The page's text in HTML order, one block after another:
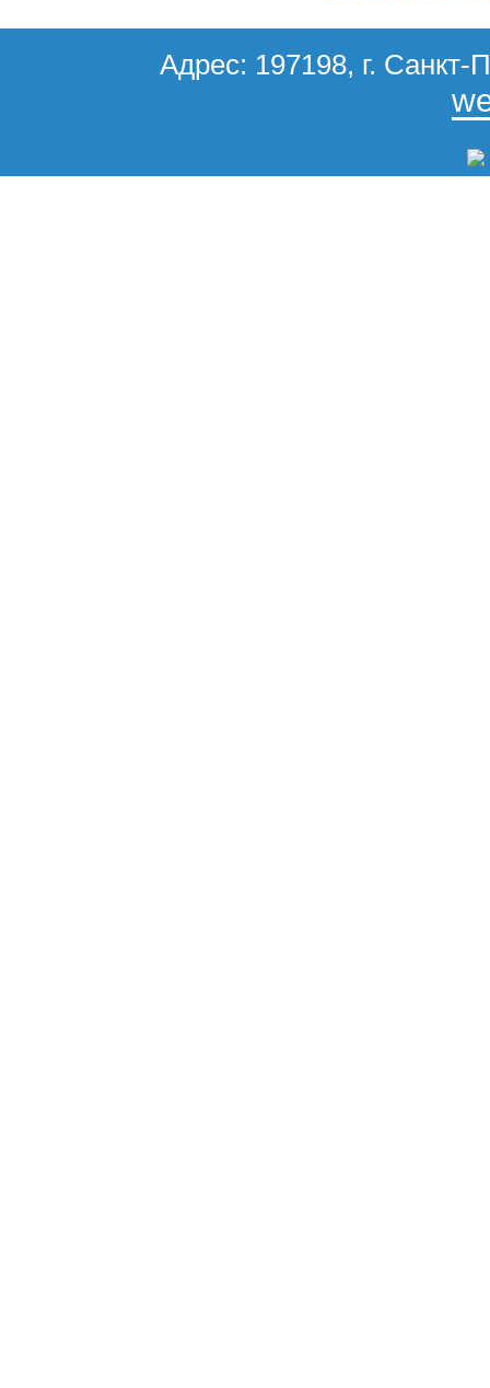
Адрес: 197198, г. Санкт-